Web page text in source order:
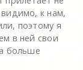
к нам,
поэтому я
в ней свои
больше